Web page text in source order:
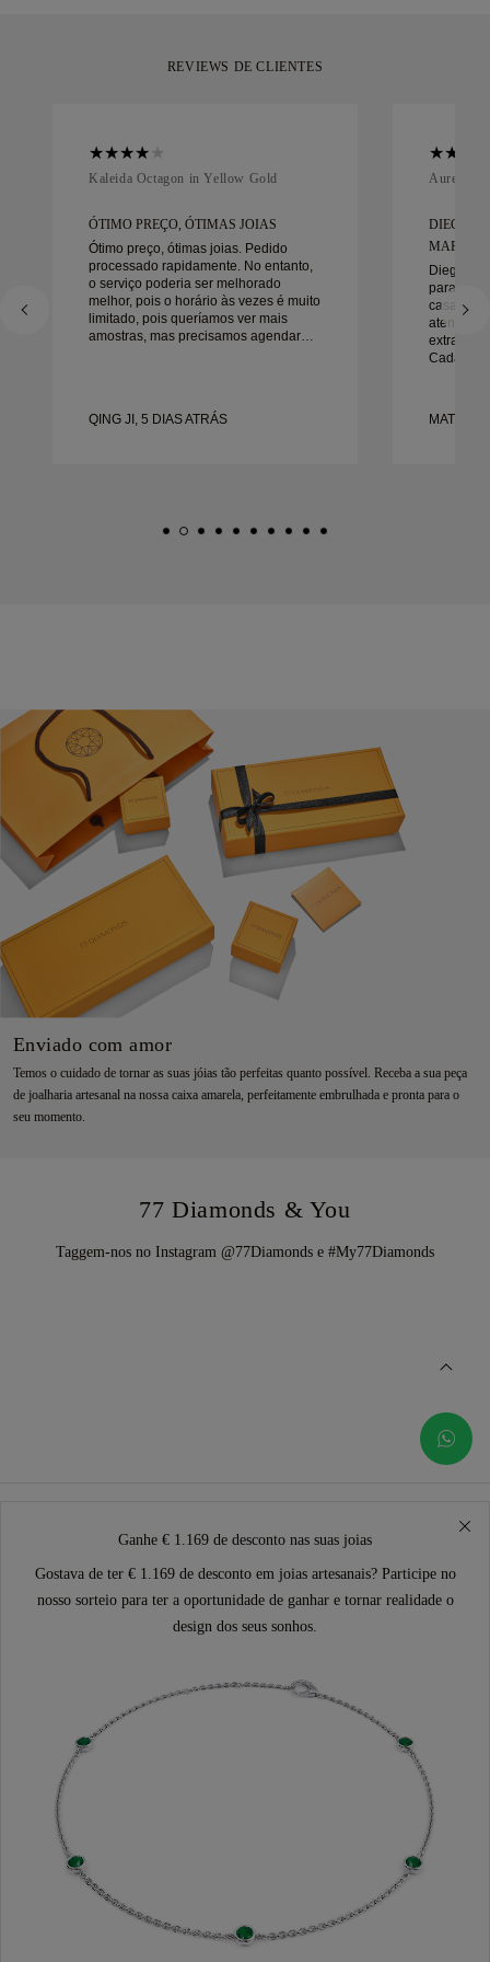
REVIEWS DE CLIENTES
Kaleida Octagon in Yellow Gold
ÓTIMO PREÇO, ÓTIMAS JOIAS
Ótimo preço, ótimas joias. Pedido
processado rapidamente. No entanto,
o serviço poderia ser melhorado
melhor, pois o horário às vezes é muito
limitado, pois queríamos ver mais
amostras, mas precisamos agendar
QING JI, 5 DIAS ATRÁS
Aurelle in
DIEGO
Diego foi
para
atenção
Cada
Enviado com amor
Temos o cuidado de tornar as suas jóias tão perfeitas quanto possível. Receba a sua peça
de joalharia artesanal na nossa caixa amarela, perfeitamente embrulhada e pronta para o
seu momento.
77 Diamonds & You
Taggem-nos no Instagram @77Diamonds e #My77Diamonds
Ganhe € 1.169 de desconto nas suas joias
Gostava de ter € 1.169 de desconto em joias artesanais? Participe no
nosso sorteio para ter a oportunidade de ganhar e tornar realidade o
design dos seus sonhos.